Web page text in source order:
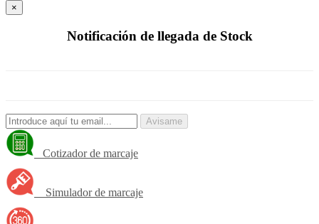
×
Notificación de llegada de Stock
Avisame
Cotizador de marcaje
Simulador de marcaje